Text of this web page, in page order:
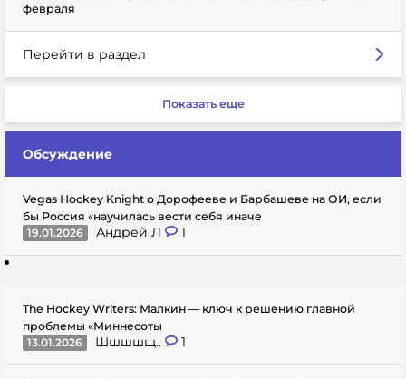
февраля
Перейти в раздел
Показать еще
Обсуждение
Vegas Hockey Knight о Дорофееве и Барбашеве на ОИ, если
бы Россия «научилась вести себя иначе
19.01.2026
Андрей Л 1
The Hockey Writers: Малкин — ключ к решению главной
проблемы «Миннесоты
13.01.2026
Шшшшщ.. 1